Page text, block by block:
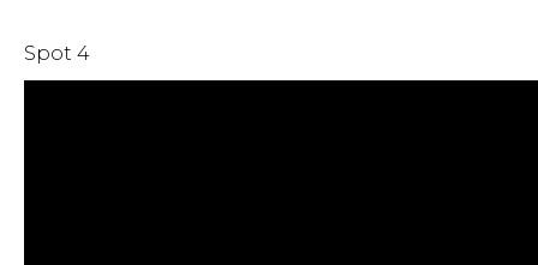
Spot 4